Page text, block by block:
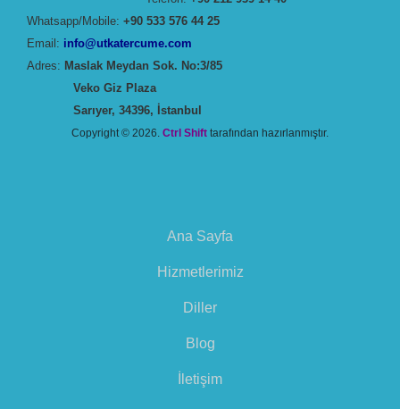
Whatsapp/Mobile: +90 533 576 44 25
Email: info@utkatercume.com
Adres: Maslak Meydan Sok. No:3/85
Veko Giz Plaza
Sarıyer, 34396, İstanbul
Copyright © 2026. Ctrl Shift tarafından hazırlanmıştır.
Ana Sayfa
Hizmetlerimiz
Diller
Blog
İletişim